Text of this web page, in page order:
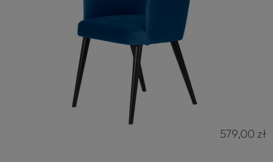
579,00 zł